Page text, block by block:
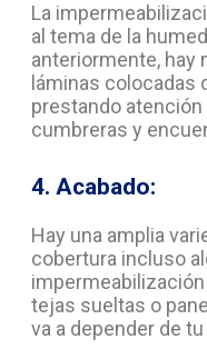
La
al tema de la
anteriormente, hay
láminas colocadas
prestando
cumbreras y
4. Acabado:
Hay una amplia
cobertura incluso
tejas sueltas o
va a depender de